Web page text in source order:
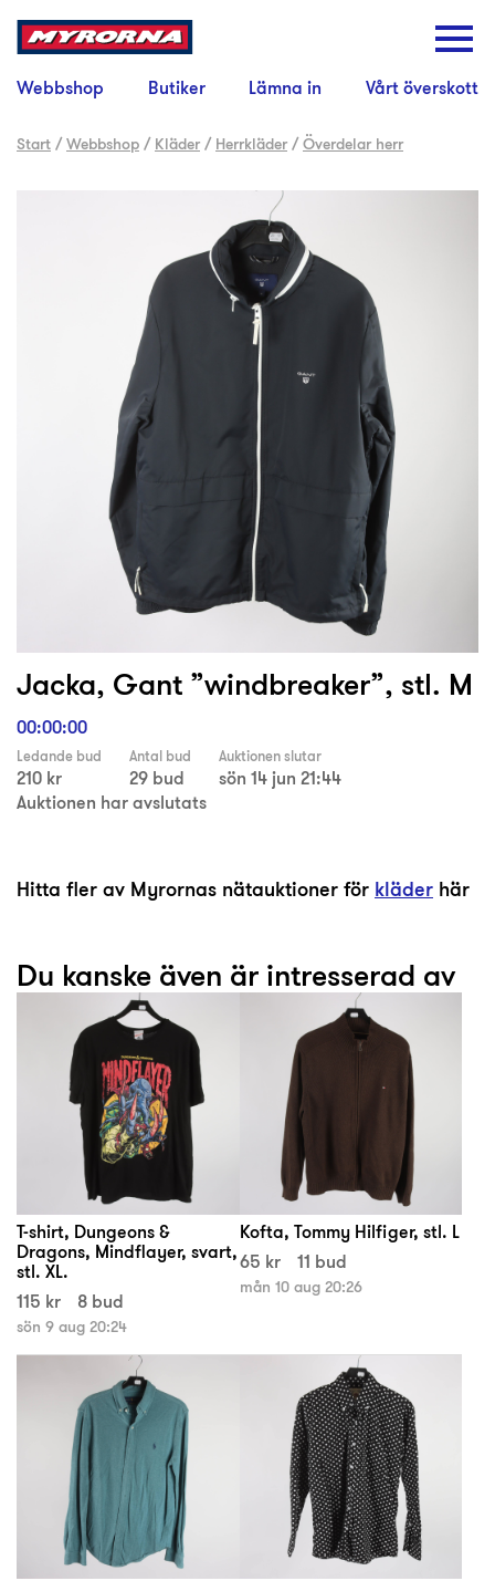
Webbshop Butiker Lämna in Vårt överskott
Start /Webbshop / Kläder / Herrkläder /Överdelar herr
Jacka, Gant ”windbreaker”, stl. M
00:00:00
Ledande bud
210 kr
Antal bud
29 bud
Auktionen slutar
sön 14 jun 21:44
Auktionen har avslutats
Hitta fler av Myrornas nätauktioner för kläder här
Du kanske även är intresserad av
T-shirt, Dungeons &
Dragons, Mindflayer, svart,
stl. XL.
115 kr
8 bud
sön 9 aug 20:24
Kofta, Tommy Hilfiger, stl. L
65 kr
11 bud
mån 10 aug 20:26